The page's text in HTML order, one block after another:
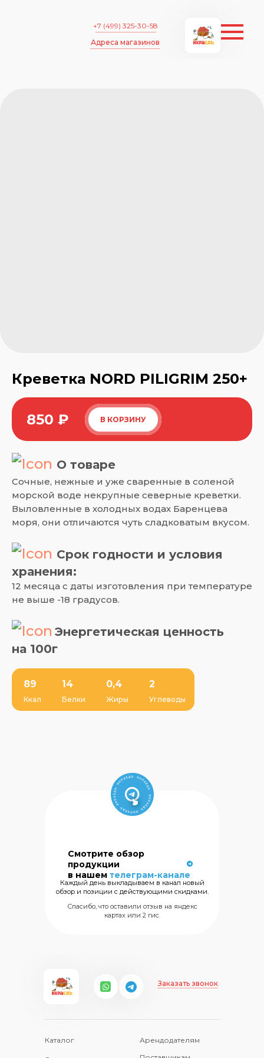
+7 (499) 325-30-58
Адреса магазинов
Креветка NORD PILIGRIM 250+
850 ₽ В КОРЗИНУ
О товаре
Сочные, нежные и уже сваренные в соленой
морской воде некрупные северные креветки.
Выловленные в холодных водах Баренцева
моря, они отличаются чуть сладковатым вкусом.
Срок годности и условия
хранения:
12 месяца с даты изготовления при температуре
не выше -18 градусов.
Энергетическая ценность
на 100г
89
Ккал
14
Белки
0,4
Жиры
2
Углеводы
Каждый день выкладываем в канал новый
обзор и позиции с действующими скидками.
Спасибо, что оставили отзыв на яндекс
картах или 2 гис.
Смотрите обзор
продукции
в нашем телеграм-канале
Каталог Арендодателям
Сеть магазинов
морских
деликатесов
Заказать звонок